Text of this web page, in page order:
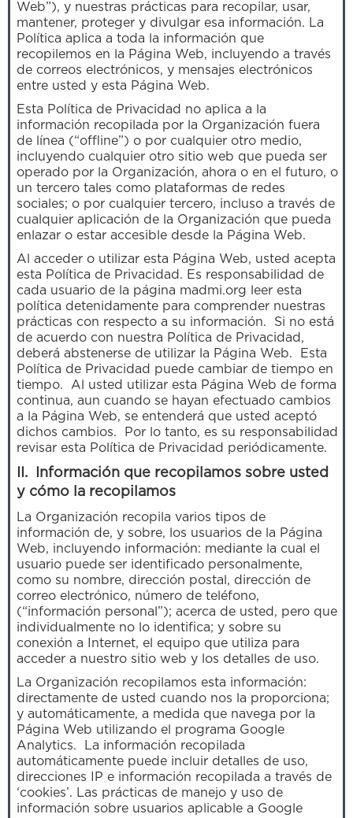
Web”), y nuestras prácticas para recopilar, usar,
mantener, proteger y divulgar esa información. La
Política aplica a toda la información que
recopilemos en la Página Web, incluyendo a través
de correos electrónicos, y mensajes electrónicos
entre usted y esta Página Web.
Esta Política de Privacidad no aplica a la
información recopilada por la Organización fuera
de línea (“offline”) o por cualquier otro medio,
incluyendo cualquier otro sitio web que pueda ser
operado por la Organización, ahora o en el futuro, o
un tercero tales como plataformas de redes
sociales; o por cualquier tercero, incluso a través de
cualquier aplicación de la Organización que pueda
enlazar o estar accesible desde la Página Web.
Al acceder o utilizar esta Página Web, usted acepta
esta Política de Privacidad. Es responsabilidad de
cada usuario de la página madmi.org leer esta
política detenidamente para comprender nuestras
prácticas con respecto a su información. Si no está
de acuerdo con nuestra Política de Privacidad,
deberá abstenerse de utilizar la Página Web. Esta
Política de Privacidad puede cambiar de tiempo en
tiempo. Al usted utilizar esta Página Web de forma
continua, aun cuando se hayan efectuado cambios
a la Página Web, se entenderá que usted aceptó
dichos cambios. Por lo tanto, es su responsabilidad
revisar esta Política de Privacidad periódicamente.
II. Información que recopilamos sobre usted
y cómo la recopilamos
La Organización recopila varios tipos de
información de, y sobre, los usuarios de la Página
Web, incluyendo información: mediante la cual el
usuario puede ser identificado personalmente,
como su nombre, dirección postal, dirección de
correo electrónico, número de teléfono,
(“información personal”); acerca de usted, pero que
individualmente no lo identifica; y sobre su
conexión a Internet, el equipo que utiliza para
acceder a nuestro sitio web y los detalles de uso.
La Organización recopilamos esta información:
directamente de usted cuando nos la proporciona;
y automáticamente, a medida que navega por la
Página Web utilizando el programa Google
Analytics. La información recopilada
automáticamente puede incluir detalles de uso,
direcciones IP e información recopilada a través de
‘cookies’. Las prácticas de manejo y uso de
información sobre usuarios aplicable a Google